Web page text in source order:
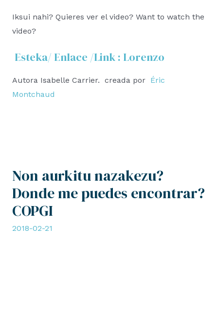
Iksui nahi? Quieres ver el video? Want to watch the
video?
Esteka/ Enlace /Link : Lorenzo
Autora Isabelle Carrier. creada por Éric
Montchaud
Non aurkitu nazakezu?
Donde me puedes encontrar?
COPGI
2018-02-21